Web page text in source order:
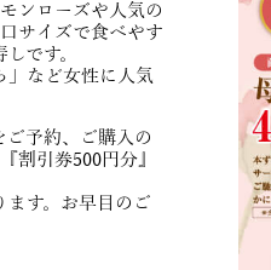
ンローズや人気の
サイズで食べやす
です。
」など女性に人気
予約、ご購入の
割引券500円分』
す。お早目のご